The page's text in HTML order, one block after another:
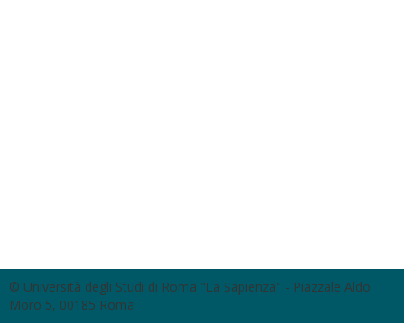
© Università degli Studi di Roma "La Sapienza" - Piazzale Aldo
Moro 5, 00185 Roma